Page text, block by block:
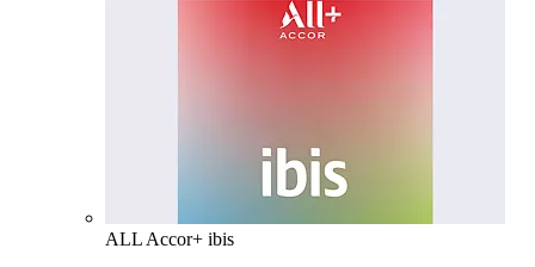
ALL Accor+ ibis